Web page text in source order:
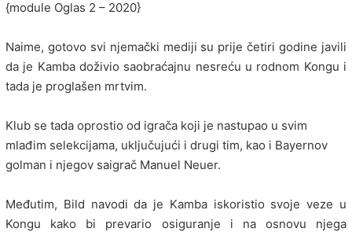
{module Oglas 2 – 2020}
Naime, gotovo svi njemački mediji su prije četiri godine javili
da je Kamba doživio saobraćajnu nesreću u rodnom Kongu i
tada je proglašen mrtvim.
Klub se tada oprostio od igrača koji je nastupao u svim
mlađim selekcijama, uključujući i drugi tim, kao i Bayernov
golman i njegov saigrač Manuel Neuer.
Međutim, Bild navodi da je Kamba iskoristio svoje veze u
Kongu kako bi prevario osiguranje i na osnovu njega